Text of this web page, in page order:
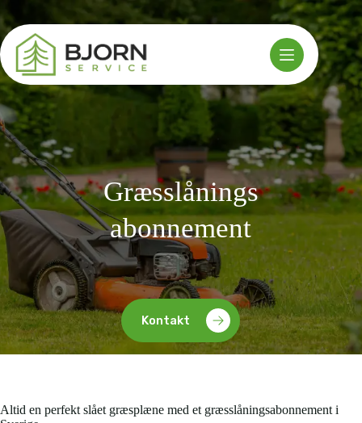
til
indhold
Græsslånings
abonnement
Kontakt
Altid en perfekt slået græsplæne med et græsslåningsabonnement i